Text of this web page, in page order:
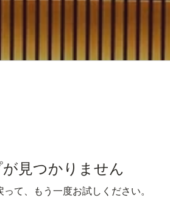
見つかりません
て、もう一度お試しください。